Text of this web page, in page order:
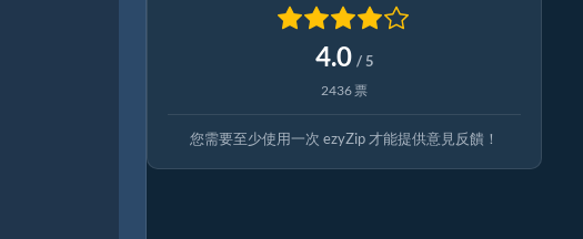
4.0 / 5
2436 票
您需要至少使用一次 ezyZip 才能提供意見反饋！